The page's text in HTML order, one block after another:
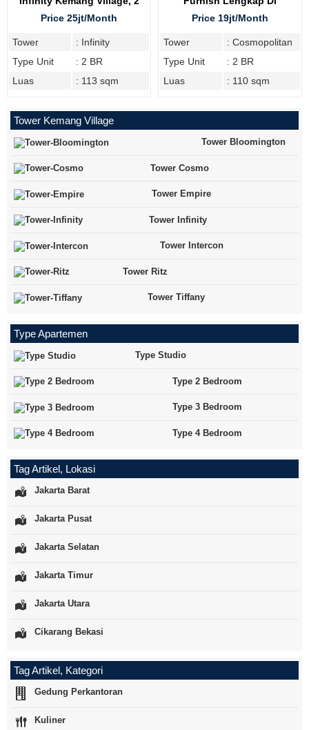
Price 25jt/Month
Tower
: Infinity
Type Unit
: 2 BR
Luas
: 113 sqm
Price 19jt/Month
Tower
: Cosmopolitan
Type Unit
: 2 BR
Luas
: 110 sqm
Tower Kemang Village
Tower Bloomington
Tower Cosmo
Tower Empire
Tower Infinity
Tower Intercon
Tower Ritz
Tower Tiffany
Type Apartemen
Type Studio
Type 2 Bedroom
Type 3 Bedroom
Type 4 Bedroom
Tag Artikel, Lokasi
Jakarta Barat
Jakarta Pusat
Jakarta Selatan
Jakarta Timur
Jakarta Utara
Cikarang Bekasi
Tag Artikel, Kategori
Gedung Perkantoran
Kuliner